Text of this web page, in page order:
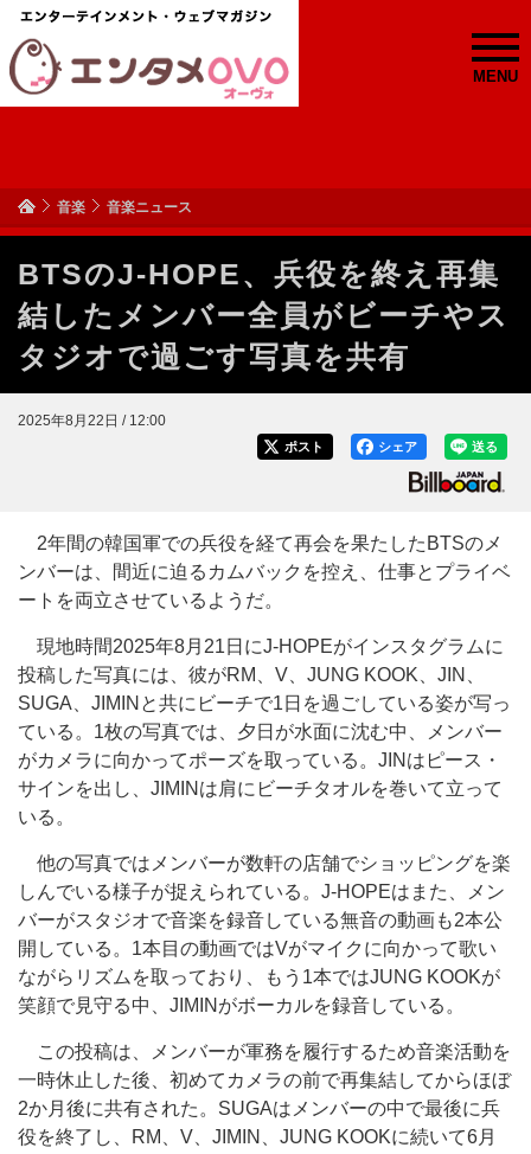
MENU
音楽 音楽ニュース
BTSのJ-HOPE、兵役を終え再集
結したメンバー全員がビーチやス
タジオで過ごす写真を共有
2025年8月22日 / 12:00
送る
シェア
ポスト
2年間の韓国軍での兵役を経て再会を果たしたBTSのメ
ンバーは、間近に迫るカムバックを控え、仕事とプライベ
ートを両立させているようだ。
現地時間2025年8月21日にJ-HOPEがインスタグラムに
投稿した写真には、彼がRM、V、JUNG KOOK、JIN、
SUGA、JIMINと共にビーチで1日を過ごしている姿が写っ
ている。1枚の写真では、夕日が水面に沈む中、メンバー
がカメラに向かってポーズを取っている。JINはピース・
サインを出し、JIMINは肩にビーチタオルを巻いて立って
いる。
他の写真ではメンバーが数軒の店舗でショッピングを楽
しんでいる様子が捉えられている。J-HOPEはまた、メン
バーがスタジオで音楽を録音している無音の動画も2本公
開している。1本目の動画ではVがマイクに向かって歌い
ながらリズムを取っており、もう1本ではJUNG KOOKが
笑顔で見守る中、JIMINがボーカルを録音している。
この投稿は、メンバーが軍務を履行するため音楽活動を
一時休止した後、初めてカメラの前で再集結してからほぼ
2か月後に共有された。SUGAはメンバーの中で最後に兵
役を終了し、RM、V、JIMIN、JUNG KOOKに続いて6月